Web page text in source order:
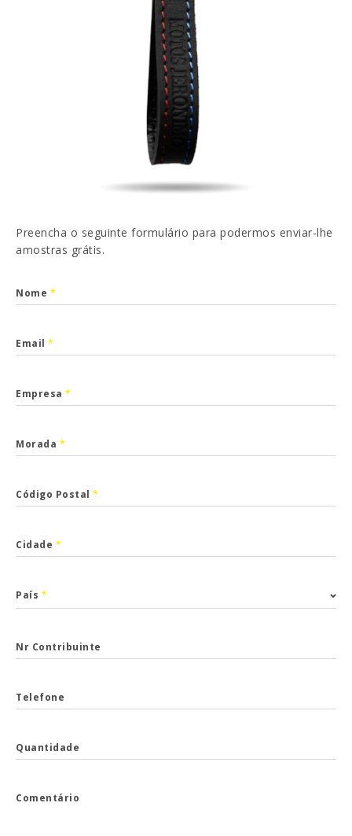
FR ES
Preencha o seguinte formulário para podermos enviar-lhe
amostras grátis.
Nome *
Email *
Empresa *
Morada *
Código Postal *
Cidade *
País *
Nr Contribuinte
Telefone
Quantidade
Comentário
Política de Privacidade